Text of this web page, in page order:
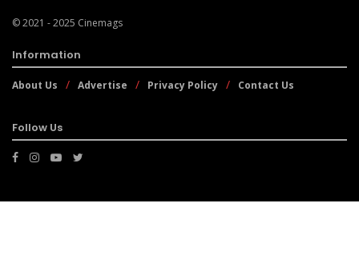
© 2021 - 2025 Cinemags
Information
About Us Advertise Privacy Policy Contact Us
Follow Us